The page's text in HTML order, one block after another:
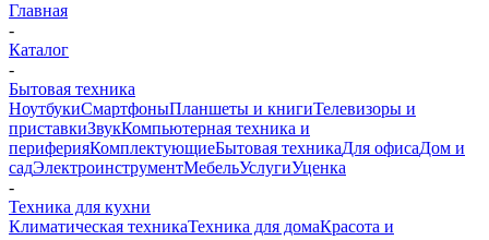
Главная
-
Каталог
-
Бытовая техника
НоутбукиСмартфоныПланшеты и книгиТелевизоры и
приставкиЗвукКомпьютерная техника и
периферияКомплектующиеБытовая техникаДля офисаДом и
садЭлектроинструментМебельУслугиУценка
-
Техника для кухни
Климатическая техникаТехника для домаКрасота и